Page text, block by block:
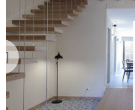
Previous